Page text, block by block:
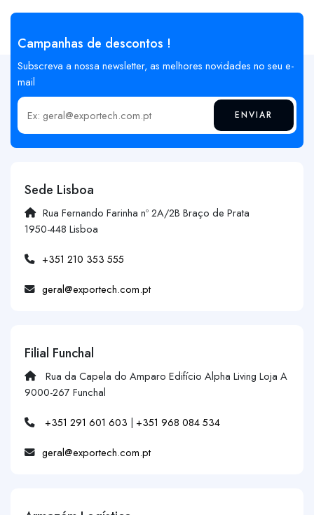
Campanhas de descontos !
Subscreva a nossa newsletter, as melhores novidades no seu e-
mail
Insira o seu email ENVIAR
Sede Lisboa
Rua Fernando Farinha nº 2A/2B Braço de Prata
1950-448 Lisboa
+351 210 353 555
geral@exportech.com.pt
Filial Funchal
Rua da Capela do Amparo Edifício Alpha Living Loja A
9000-267 Funchal
+351 291 601 603 | +351 968 084 534
geral@exportech.com.pt